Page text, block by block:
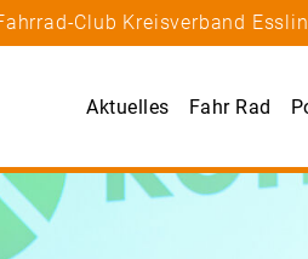
Club Kreisverband
Aktuelles Fahr Rad